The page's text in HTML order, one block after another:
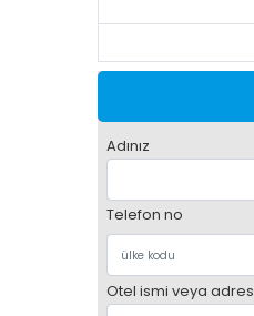
Adınız
Telefon no
Otel ismi veya adres